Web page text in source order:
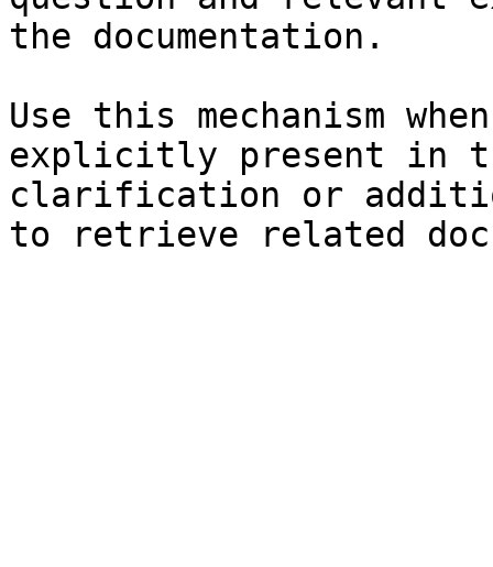
the documentation.
Use this mechanism
explicitly present in
clarification or